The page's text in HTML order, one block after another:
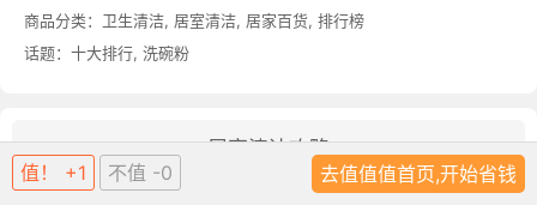
商品分类： 卫生清洁, 居室清洁, 居家百货, 排行榜
话题： 十大排行, 洗碗粉
居室清洁攻略
值！ +1
不值 -0 去值值值首页,开始省钱